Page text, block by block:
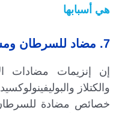
هي أسبابها
7. مضاد للسرطان ومسكن ألم
إن إنزيمات مضادات
والكتلاز
خصائص مضادة